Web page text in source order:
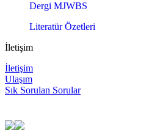
Dergi MJWBS
Literatür Özetleri
İletişim
İletişim
Ulaşım
Sık Sorulan Sorular